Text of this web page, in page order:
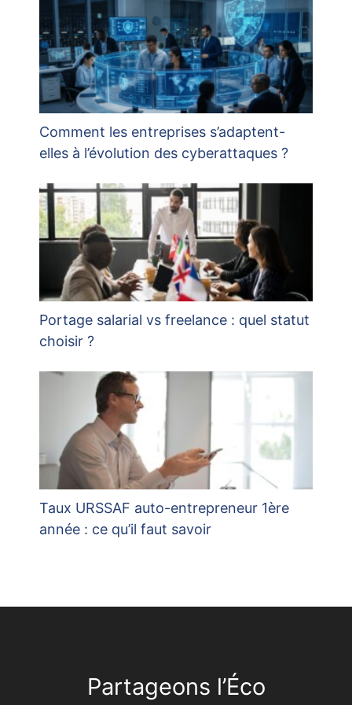
Comment les entreprises s’adaptent-
elles à l’évolution des cyberattaques ?
Portage salarial vs freelance : quel statut
choisir ?
Taux URSSAF auto-entrepreneur 1ère
année : ce qu’il faut savoir
Partageons l’Éco